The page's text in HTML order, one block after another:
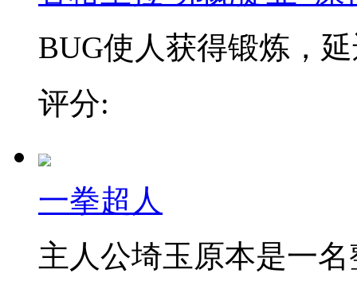
BUG使人获得锻炼，
评分:
一拳超人
主人公埼玉原本是一名